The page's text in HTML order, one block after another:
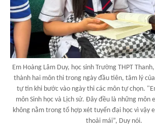
Em Hoàng Lâm Duy, học sinh Trường THPT
thành hai môn thi trong ngày đầu tiên, tâm lý
tự tin khi bước vào ngày thi các môn tự chọn.
môn Sinh học và Lịch sử. Đây đều là những môn
không nằm trong tổ hợp xét tuyển đại học vì vậy
thoải mái”, Duy nói.